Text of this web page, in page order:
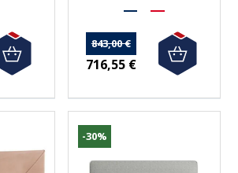
843,00 €
716,55 €
-30%